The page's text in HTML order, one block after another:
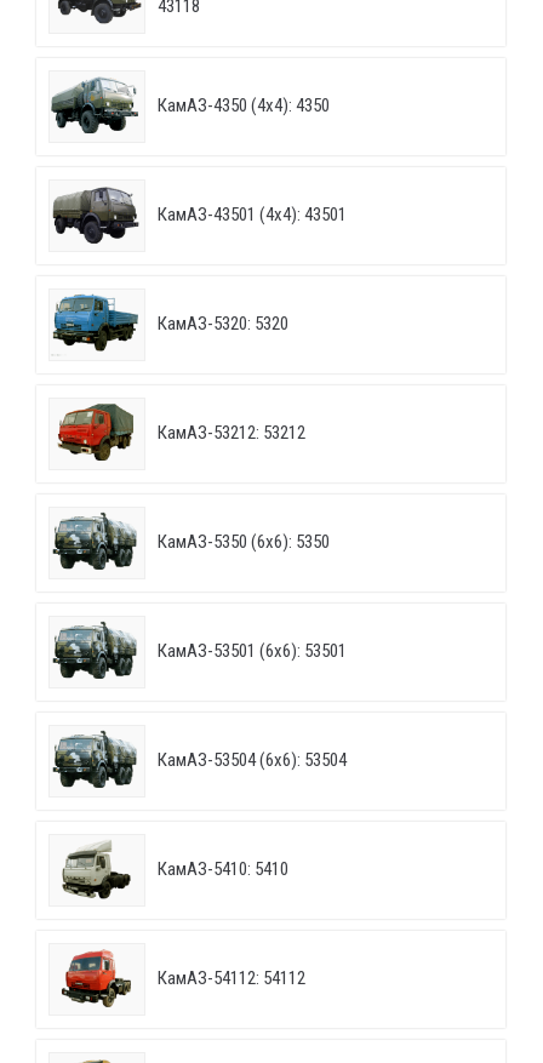
43118
КамАЗ-4350 (4х4): 4350
КамАЗ-43501 (4х4): 43501
КамАЗ-5320: 5320
КамАЗ-53212: 53212
КамАЗ-5350 (6х6): 5350
КамАЗ-53501 (6х6): 53501
КамАЗ-53504 (6х6): 53504
КамАЗ-5410: 5410
КамАЗ-54112: 54112